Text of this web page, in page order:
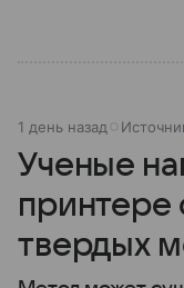
1 день назад
Ученые
принтере
твердых